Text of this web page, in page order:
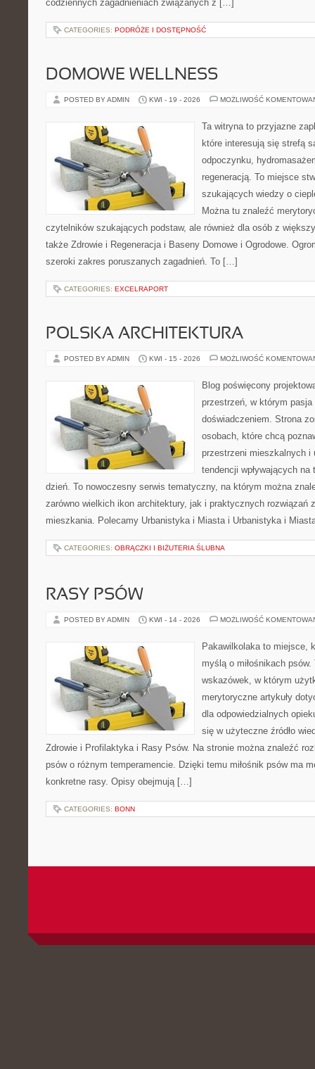
codziennych zagadnieniach związanych z […]
CATEGORIES: PODRÓŻE I DOSTĘPNOŚĆ
DOMOWE WELLNESS
POSTED BY ADMIN KWI - 19 - 2026 MOŻLIWOŚĆ
Ta witryna to przyjazne
które interesują się strefą
odpoczynku,
regeneracją. To miejsce
szukających wiedzy o
Można tu znaleźć
czytelników szukających podstaw, ale również dla osób z
także Zdrowie i Regeneracja i Baseny Domowe i Ogrodowe.
szeroki zakres poruszanych zagadnień. To […]
CATEGORIES: EXCELRAPORT
POLSKA ARCHITEKTURA
POSTED BY ADMIN KWI - 15 - 2026 MOŻLIWOŚĆ
Blog poświęcony
przestrzeń, w którym
doświadczeniem. Strona
osobach, które chcą
przestrzeni mieszkalnych i
tendencji wpływających
dzień. To nowoczesny serwis tematyczny, na którym można
zarówno wielkich ikon architektury, jak i praktycznych rozwiązań
mieszkania. Polecamy Urbanistyka i Miasta i Urbanistyka i
CATEGORIES: OBRĄCZKI I BIŻUTERIA ŚLUBNA
RASY PSÓW
POSTED BY ADMIN KWI - 14 - 2026 MOŻLIWOŚĆ
Pakawilkolaka to miejsce,
myślą o miłośnikach
wskazówek, w którym
merytoryczne artykuły
dla odpowiedzialnych
się w użyteczne źródło
Zdrowie i Profilaktyka i Rasy Psów. Na stronie można znaleźć
psów o różnym temperamencie. Dzięki temu miłośnik psów ma
konkretne rasy. Opisy obejmują […]
CATEGORIES: BONN